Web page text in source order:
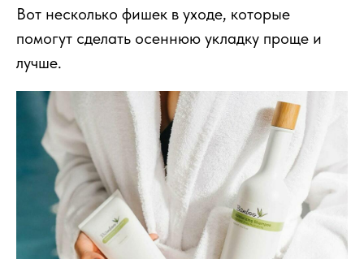
Вот несколько фишек в уходе, которые
помогут сделать осеннюю укладку проще и
лучше.